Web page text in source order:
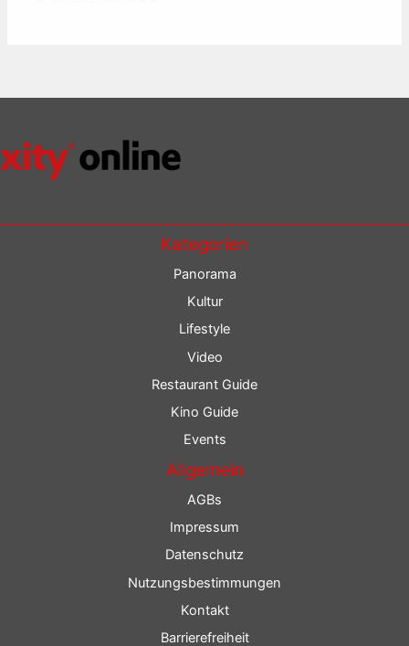
Kategorien
Panorama
Kultur
Lifestyle
Video
Restaurant Guide
Kino Guide
Events
Allgemein
AGBs
Impressum
Datenschutz
Nutzungsbestimmungen
Kontakt
Barrierefreiheit